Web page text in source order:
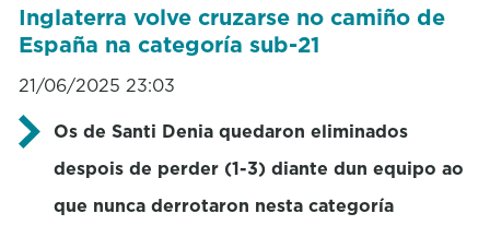
Inglaterra volve cruzarse no camiño de
España na categoría sub-21
21/06/2025 23:03
Os de Santi Denia quedaron eliminados
despois de perder (1-3) diante dun equipo ao
que nunca derrotaron nesta categoría